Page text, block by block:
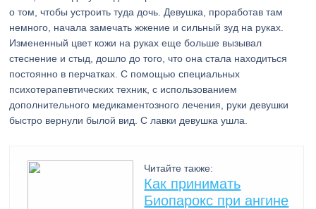
о том, чтобы устроить туда дочь. Девушка, проработав там
немного, начала замечать жжение и сильный зуд на руках.
Измененный цвет кожи на руках еще больше вызывал
стеснение и стыд, дошло до того, что она стала находиться
постоянно в перчатках. С помощью специальных
психотерапевтических техник, с использованием
дополнительного медикаментозного лечения, руки девушки
быстро вернули былой вид. С лавки девушка ушла.
Читайте также:
Как принимать
Биопарокс при ангине